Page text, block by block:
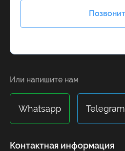
Или напишите нам
Whatsapp Telegram
Контактная информация